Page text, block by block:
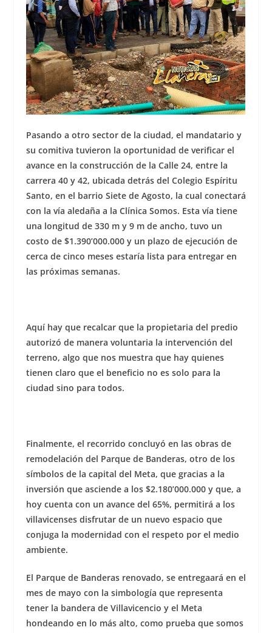
Pasando a otro sector de la ciudad, el mandatario y
su comitiva tuvieron la oportunidad de verificar el
avance en la construcción de la Calle 24, entre la
carrera 40 y 42, ubicada detrás del Colegio Espíritu
Santo, en el barrio Siete de Agosto, la cual conectará
con la vía aledaña a la Clínica Somos. Esta vía tiene
una longitud de 330 m y 9 m de ancho, tuvo un
costo de $1.390’000.000 y un plazo de ejecución de
cerca de cinco meses estaría lista para entregar en
las próximas semanas.
Aquí hay que recalcar que la propietaria del predio
autorizó de manera voluntaria la intervención del
terreno, algo que nos muestra que hay quienes
tienen claro que el beneficio no es solo para la
ciudad sino para todos.
Finalmente, el recorrido concluyó en las obras de
remodelación del Parque de Banderas, otro de los
símbolos de la capital del Meta, que gracias a la
inversión que asciende a los $2.180’000.000 y que, a
hoy cuenta con un avance del 65%, permitirá a los
villavicenses disfrutar de un nuevo espacio que
conjuga la modernidad con el respeto por el medio
ambiente.
El Parque de Banderas renovado, se entregaará en el
mes de mayo con la simbología que representa
tener la bandera de Villavicencio y el Meta
hondeando en lo más alto, como prueba que somos